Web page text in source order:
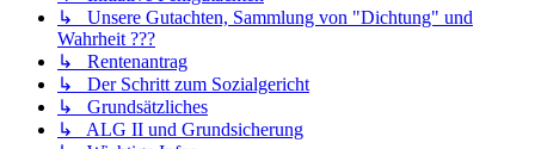
↳ Unsere Gutachten, Sammlung von "Dichtung" und
Wahrheit ???
↳ Rentenantrag
↳ Der Schritt zum Sozialgericht
↳ Grundsätzliches
↳ ALG II und Grundsicherung